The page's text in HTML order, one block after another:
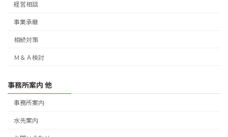
経営相談
事業承継
相続対策
Ｍ＆Ａ検討
事務所案内 他
事務所案内
水先案内